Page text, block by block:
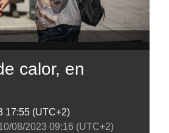
calor, en
17:55 (UTC+2)
08/2023 09:16 (UTC+2)